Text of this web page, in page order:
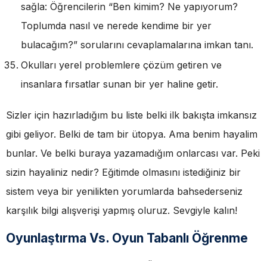
sağla: Öğrencilerin “Ben kimim? Ne yapıyorum?
Toplumda nasıl ve nerede kendime bir yer
bulacağım?” sorularını cevaplamalarına imkan tanı.
Okulları yerel problemlere çözüm getiren ve
insanlara fırsatlar sunan bir yer haline getir.
Sizler için hazırladığım bu liste belki ilk bakışta imkansız
gibi geliyor. Belki de tam bir ütopya. Ama benim hayalim
bunlar. Ve belki buraya yazamadığım onlarcası var. Peki
sizin hayaliniz nedir? Eğitimde olmasını istediğiniz bir
sistem veya bir yenilikten yorumlarda bahsederseniz
karşılık bilgi alışverişi yapmış oluruz. Sevgiyle kalın!
Oyunlaştırma Vs. Oyun Tabanlı Öğrenme